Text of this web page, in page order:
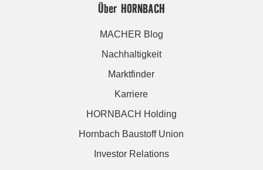
Über HORNBACH
MACHER Blog
Nachhaltigkeit
Marktfinder
Karriere
HORNBACH Holding
Hornbach Baustoff Union
Investor Relations